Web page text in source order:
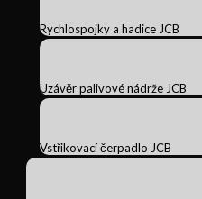
Rychlospojky a hadice JCB
Uzávěr palivové nádrže JCB
Vstřikovací čerpadlo JCB